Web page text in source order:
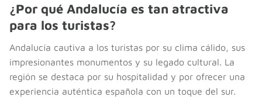
¿Por qué Andalucía es tan atractiva
para los turistas?
Andalucía cautiva a los turistas por su clima cálido, sus
impresionantes monumentos y su legado cultural. La
región se destaca por su hospitalidad y por ofrecer una
experiencia auténtica española con un toque del sur.